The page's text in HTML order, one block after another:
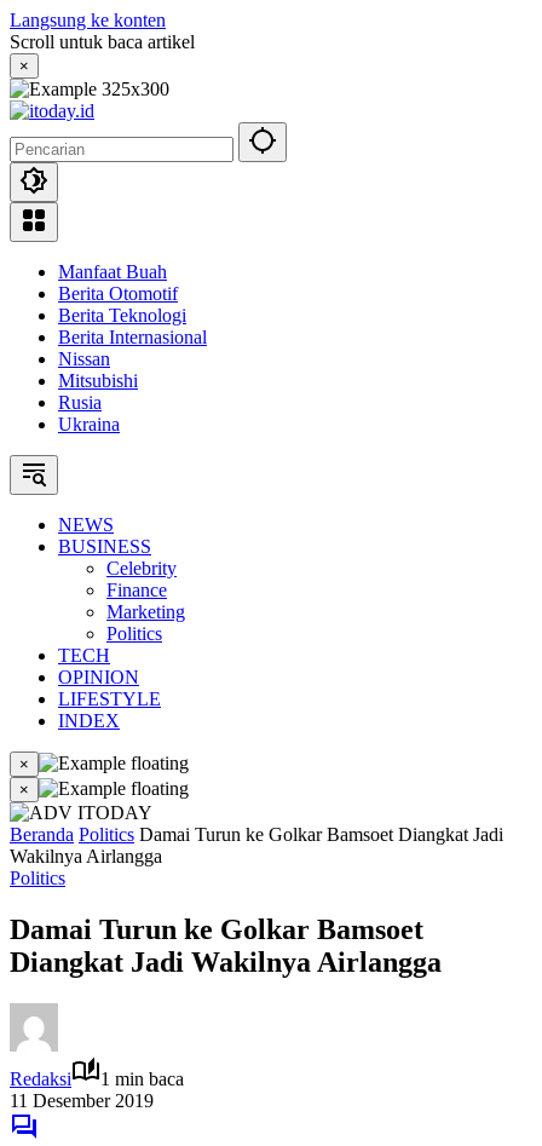
Langsung ke konten
Scroll untuk baca artikel
×
Manfaat Buah
Berita Otomotif
Berita Teknologi
Berita Internasional
Nissan
Mitsubishi
Rusia
Ukraina
NEWS
BUSINESS
Celebrity
Finance
Marketing
Politics
TECH
OPINION
LIFESTYLE
INDEX
×
×
Beranda Politics Damai Turun ke Golkar Bamsoet Diangkat Jadi
Wakilnya Airlangga
Politics
Damai Turun ke Golkar Bamsoet
Diangkat Jadi Wakilnya Airlangga
Redaksi
1 min baca
11 Desember 2019